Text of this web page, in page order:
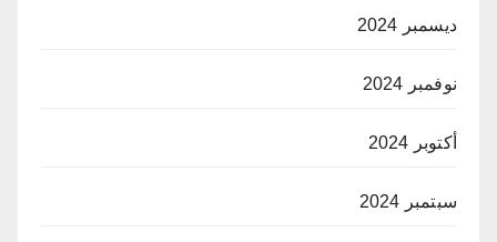
ديسمبر 2024
نوفمبر 2024
أكتوبر 2024
سبتمبر 2024